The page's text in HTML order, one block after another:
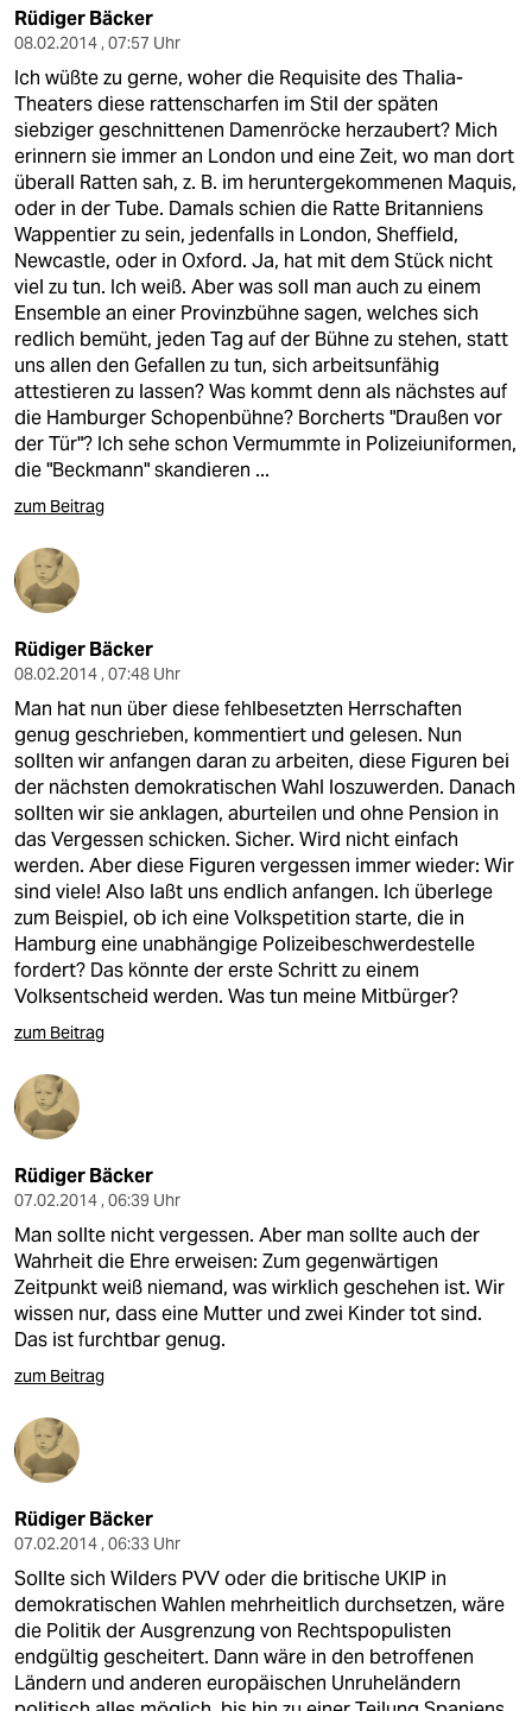
Rüdiger Bäcker
08.02.2014 , 07:57 Uhr
Ich wüßte zu gerne, woher die Requisite des Thalia-
Theaters diese rattenscharfen im Stil der späten
siebziger geschnittenen Damenröcke herzaubert? Mich
erinnern sie immer an London und eine Zeit, wo man dort
überall Ratten sah, z. B. im heruntergekommenen Maquis,
oder in der Tube. Damals schien die Ratte Britanniens
Wappentier zu sein, jedenfalls in London, Sheffield,
Newcastle, oder in Oxford. Ja, hat mit dem Stück nicht
viel zu tun. Ich weiß. Aber was soll man auch zu einem
Ensemble an einer Provinzbühne sagen, welches sich
redlich bemüht, jeden Tag auf der Bühne zu stehen, statt
uns allen den Gefallen zu tun, sich arbeitsunfähig
attestieren zu lassen? Was kommt denn als nächstes auf
die Hamburger Schopenbühne? Borcherts "Draußen vor
der Tür"? Ich sehe schon Vermummte in Polizeiuniformen,
die "Beckmann" skandieren ...
zum Beitrag
Rüdiger Bäcker
08.02.2014 , 07:48 Uhr
Man hat nun über diese fehlbesetzten Herrschaften
genug geschrieben, kommentiert und gelesen. Nun
sollten wir anfangen daran zu arbeiten, diese Figuren bei
der nächsten demokratischen Wahl loszuwerden. Danach
sollten wir sie anklagen, aburteilen und ohne Pension in
das Vergessen schicken. Sicher. Wird nicht einfach
werden. Aber diese Figuren vergessen immer wieder: Wir
sind viele! Also laßt uns endlich anfangen. Ich überlege
zum Beispiel, ob ich eine Volkspetition starte, die in
Hamburg eine unabhängige Polizeibeschwerdestelle
fordert? Das könnte der erste Schritt zu einem
Volksentscheid werden. Was tun meine Mitbürger?
zum Beitrag
Rüdiger Bäcker
07.02.2014 , 06:39 Uhr
Man sollte nicht vergessen. Aber man sollte auch der
Wahrheit die Ehre erweisen: Zum gegenwärtigen
Zeitpunkt weiß niemand, was wirklich geschehen ist. Wir
wissen nur, dass eine Mutter und zwei Kinder tot sind.
Das ist furchtbar genug.
zum Beitrag
Rüdiger Bäcker
07.02.2014 , 06:33 Uhr
Sollte sich Wilders PVV oder die britische UKIP in
demokratischen Wahlen mehrheitlich durchsetzen, wäre
die Politik der Ausgrenzung von Rechtspopulisten
endgültig gescheitert. Dann wäre in den betroffenen
Ländern und anderen europäischen Unruheländern